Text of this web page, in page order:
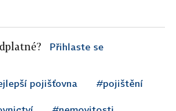
Přihlaste se
pojišťovna #pojištění